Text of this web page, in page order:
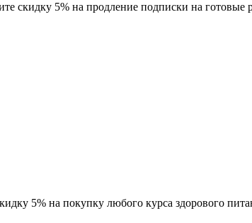
скидку 5% на продление подписки на
5% на покупку любого курса здорового